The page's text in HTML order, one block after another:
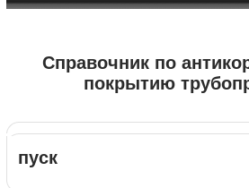
Справочник по
покрытию
пуск